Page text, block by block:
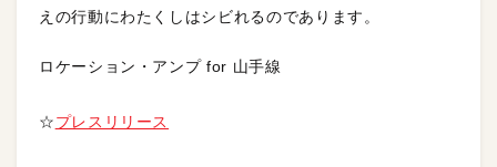
えの行動にわたくしはシビれるのであります。
ロケーション・アンプ for 山手線
☆プレスリリース